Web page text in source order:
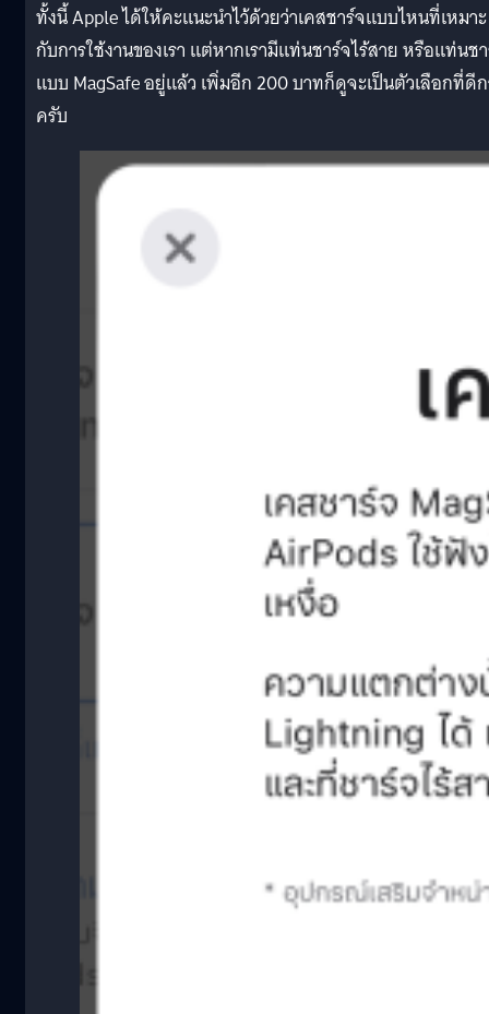
ทั้งนี้ Apple ได้ให้คะแนะนำไว้ด้วยว่าเคสชาร์จแบบไหนที่เหมาะ
กับการใช้งานของเรา แต่หากเรามีแท่นชาร์จไร้สาย หรือแท่นช
แบบ MagSafe อยู่แล้ว เพิ่มอีก 200 บาทก็ดูจะเป็นตัวเลือกที่ดี
ครับ